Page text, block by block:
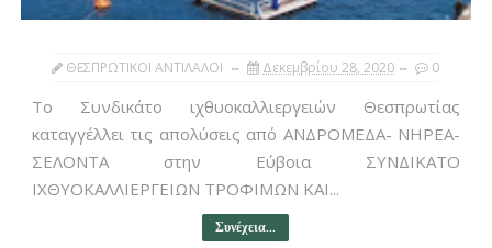
ΘΕΣΠΡΩΤΙΚΟΙ ΑΝΤΙΛΑΛΟΙ Δεκεμβρίου 28, 2020 0
Το Συνδικάτο ιχθυοκαλλιεργειών Θεσπρωτίας
καταγγέλλει τις απολύσεις από ΑΝΔΡΟΜΕΔΑ- ΝΗΡΕΑ-
ΣΕΛΟΝΤΑ στην Εύβοια ΣΥΝΔΙΚΑΤΟ
ΙΧΘΥΟΚΑΛΛΙΕΡΓΕΙΩΝ ΤΡΟΦΙΜΩΝ ΚΑΙ...
Συνέχεια...